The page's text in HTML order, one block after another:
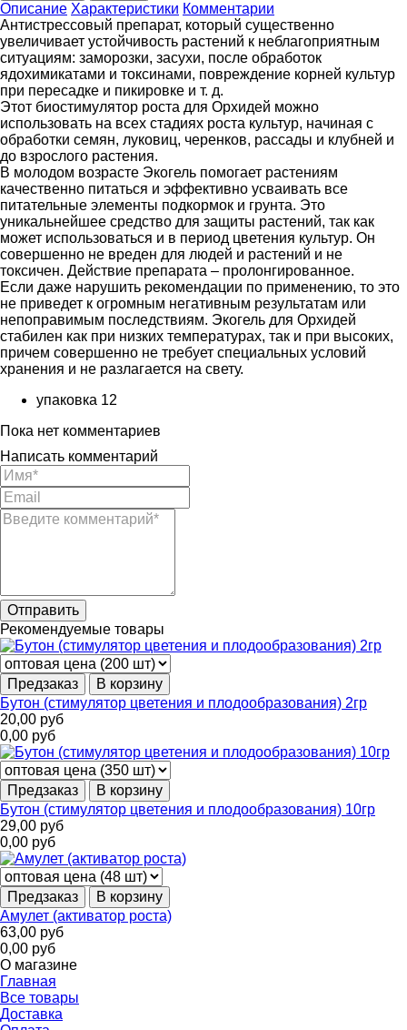
Описание Характеристики Комментарии
Антистрессовый препарат, который существенно
увеличивает устойчивость растений к неблагоприятным
ситуациям: заморозки, засухи, после обработок
ядохимикатами и токсинами, повреждение корней культур
при пересадке и пикировке и т. д.
Этот биостимулятор роста для Орхидей можно
использовать на всех стадиях роста культур, начиная с
обработки семян, луковиц, черенков, рассады и клубней и
до взрослого растения.
В молодом возрасте Экогель помогает растениям
качественно питаться и эффективно усваивать все
питательные элементы подкормок и грунта. Это
уникальнейшее средство для защиты растений, так как
может использоваться и в период цветения культур. Он
совершенно не вреден для людей и растений и не
токсичен. Действие препарата – пролонгированное.
Если даже нарушить рекомендации по применению, то это
не приведет к огромным негативным результатам или
непоправимым последствиям. Экогель для Орхидей
стабилен как при низких температурах, так и при высоких,
причем совершенно не требует специальных условий
хранения и не разлагается на свету.
упаковка 12
Пока нет комментариев
Написать комментарий
Рекомендуемые товары
Предзаказ
В корзину
Бутон (стимулятор цветения и плодообразования) 2гр
20,00 руб
0,00 руб
Предзаказ
В корзину
Бутон (стимулятор цветения и плодообразования) 10гр
29,00 руб
0,00 руб
Предзаказ
В корзину
Амулет (активатор роста)
63,00 руб
0,00 руб
О магазине
Главная
Все товары
Доставка